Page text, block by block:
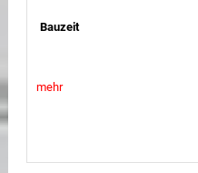
Bauzeit
mehr